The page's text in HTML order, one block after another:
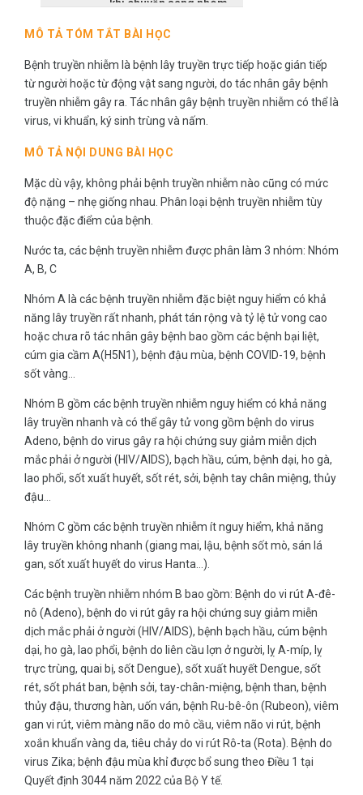
khi chuyển sang nhóm
nào?
MÔ TẢ TÓM TẮT BÀI HỌC
Bệnh truyền nhiễm là bệnh lây truyền trực tiếp hoặc gián tiếp
từ người hoặc từ động vật sang người, do tác nhân gây bệnh
truyền nhiễm gây ra. Tác nhân gây bệnh truyền nhiễm có thể là
virus, vi khuẩn, ký sinh trùng và nấm.
MÔ TẢ NỘI DUNG BÀI HỌC
Mặc dù vậy, không phải bệnh truyền nhiễm nào cũng có mức
độ nặng – nhẹ giống nhau. Phân loại bệnh truyền nhiễm tùy
thuộc đặc điểm của bệnh.
Nước ta, các bệnh truyền nhiễm được phân làm 3 nhóm: Nhóm
A, B, C
Nhóm A là các bệnh truyền nhiễm đặc biệt nguy hiểm có khả
năng lây truyền rất nhanh, phát tán rộng và tỷ lệ tử vong cao
hoặc chưa rõ tác nhân gây bệnh bao gồm các bệnh bại liệt,
cúm gia cầm A(H5N1), bệnh đậu mùa, bệnh COVID-19, bệnh
sốt vàng…
Nhóm B gồm các bệnh truyền nhiễm nguy hiểm có khả năng
lây truyền nhanh và có thể gây tử vong gồm bệnh do virus
Adeno, bệnh do virus gây ra hội chứng suy giảm miễn dịch
mắc phải ở người (HIV/AIDS), bạch hầu, cúm, bệnh dại, ho gà,
lao phổi, sốt xuất huyết, sốt rét, sởi, bệnh tay chân miệng, thủy
đậu…
Nhóm C gồm các bệnh truyền nhiễm ít nguy hiểm, khả năng
lây truyền không nhanh (giang mai, lậu, bệnh sốt mò, sán lá
gan, sốt xuất huyết do virus Hanta…).
Các bệnh truyền nhiễm nhóm B bao gồm: Bệnh do vi rút A-đê-
nô (Adeno), bệnh do vi rút gây ra hội chứng suy giảm miễn
dịch mắc phải ở người (HIV/AIDS), bệnh bạch hầu, cúm bệnh
dại, ho gà, lao phổi, bệnh do liên cầu lợn ở người, lỵ A-míp, lỵ
trực trùng, quai bị, sốt Dengue), sốt xuất huyết Dengue, sốt
rét, sốt phát ban, bệnh sởi, tay-chân-miệng, bệnh than, bệnh
thủy đậu, thương hàn, uốn ván, bệnh Ru-bê-ôn (Rubeon), viêm
gan vi rút, viêm màng não do mô cầu, viêm não vi rút, bệnh
xoắn khuẩn vàng da, tiêu chảy do vi rút Rô-ta (Rota). Bệnh do
virus Zika; bệnh đậu mùa khỉ được bổ sung theo Điều 1 tại
Quyết định 3044 năm 2022 của Bộ Y tế.